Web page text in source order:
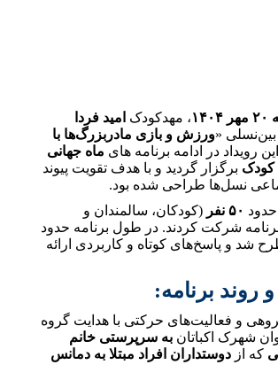
، مهدکودک امید فردا
بین‌نسلی «ورزش و بازی مادر‌بزرگ‌ها با
رویداد در ادامه برنامه های ماه جهانی
کودک برگزار گردید و با هدف تقویت پیوند
نسل‌ها طراحی شده بود.
حدود ۵۰ نفر
(کودکان، سالمندان و
برنامه شرکت کردند. در طول برنامه حدود
شد و پاسخ‌های کوتاه و کاربردی ارائه
روند برنامه:
و فعالیت‌های حرکتی با هدایت گروه
شهرک اکباتان به سرپرستی خانم
که از دوستداران افراد مبتلا به دمانس